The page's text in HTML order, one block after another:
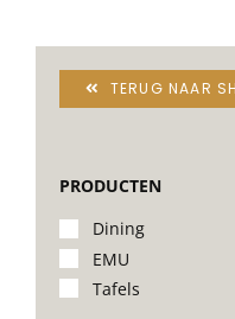
TERUG NAAR
PRODUCTEN
Dining
EMU
Tafels